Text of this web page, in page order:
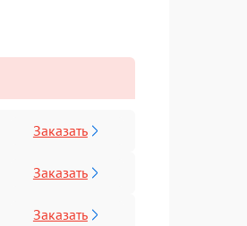
Заказать
Заказать
Заказать